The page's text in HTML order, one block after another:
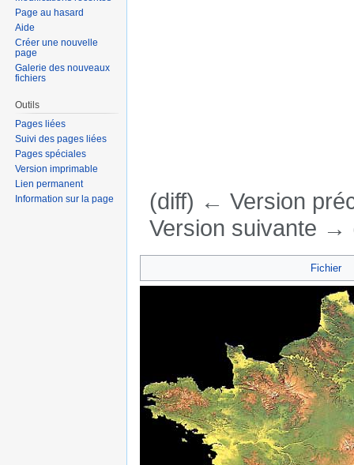
(diff) ← Version
Version suivante →
Fichier
Page au hasard
Aide
Créer une nouvelle
page
Galerie des nouveaux
fichiers
Outils
Pages liées
Suivi des pages liées
Pages spéciales
Version imprimable
Lien permanent
Information sur la page